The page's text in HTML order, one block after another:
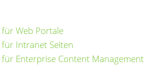
Web Portale
Intranet Seiten
Enterprise Content Management